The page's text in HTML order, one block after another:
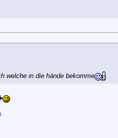
welche in die hände bekomme